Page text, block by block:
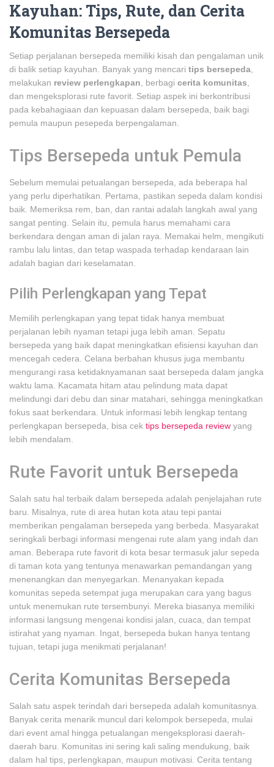
Kayuhan: Tips, Rute, dan Cerita
Komunitas Bersepeda
Setiap perjalanan bersepeda memiliki kisah dan pengalaman unik
di balik setiap kayuhan. Banyak yang mencari tips bersepeda
melakukan review perlengkapan , berbagi cerita komunitas
dan mengeksplorasi rute favorit. Setiap aspek ini berkontribusi
pada kebahagiaan dan kepuasan dalam bersepeda, baik bagi
pemula maupun pesepeda berpengalaman.
Tips Bersepeda untuk Pemula
Sebelum memulai petualangan bersepeda, ada beberapa hal
yang perlu diperhatikan. Pertama, pastikan sepeda dalam kondisi
baik. Memeriksa rem, ban, dan rantai adalah langkah awal yang
sangat penting. Selain itu, pemula harus memahami cara
berkendara dengan aman di jalan raya. Memakai helm, mengikuti
rambu lalu lintas, dan tetap waspada terhadap kendaraan lain
adalah bagian dari keselamatan.
Pilih Perlengkapan yang Tepat
Memilih perlengkapan yang tepat tidak hanya membuat
perjalanan lebih nyaman tetapi juga lebih aman. Sepatu
bersepeda yang baik dapat meningkatkan efisiensi kayuhan dan
mencegah cedera. Celana berbahan khusus juga membantu
mengurangi rasa ketidaknyamanan saat bersepeda dalam jangka
waktu lama. Kacamata hitam atau pelindung mata dapat
melindungi dari debu dan sinar matahari, sehingga meningkatkan
fokus saat berkendara. Untuk informasi lebih lengkap tentang
perlengkapan bersepeda, bisa cek tips bersepeda review yang
lebih mendalam.
Rute Favorit untuk Bersepeda
Salah satu hal terbaik dalam bersepeda adalah penjelajahan rute
baru. Misalnya, rute di area hutan kota atau tepi pantai
memberikan pengalaman bersepeda yang berbeda. Masyarakat
seringkali berbagi informasi mengenai rute alam yang indah dan
aman. Beberapa rute favorit di kota besar termasuk jalur sepeda
di taman kota yang tentunya menawarkan pemandangan yang
menenangkan dan menyegarkan. Menanyakan kepada
komunitas sepeda setempat juga merupakan cara yang bagus
untuk menemukan rute tersembunyi. Mereka biasanya memiliki
informasi langsung mengenai kondisi jalan, cuaca, dan tempat
istirahat yang nyaman. Ingat, bersepeda bukan hanya tentang
tujuan, tetapi juga menikmati perjalanan!
Cerita Komunitas Bersepeda
Salah satu aspek terindah dari bersepeda adalah komunitasnya.
Banyak cerita menarik muncul dari kelompok bersepeda, mulai
dari event amal hingga petualangan mengeksplorasi daerah-
daerah baru. Komunitas ini sering kali saling mendukung, baik
dalam hal tips, perlengkapan, maupun motivasi. Cerita tentang